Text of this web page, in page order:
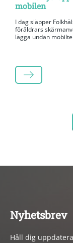
mobilen
I dag släpper
föräldrars
lägga undan
LÄS MER
Nyhetsbrev
Håll dig